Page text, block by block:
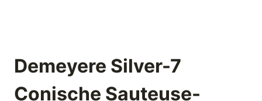
Demeyere Silver-7
Conische Sauteuse-